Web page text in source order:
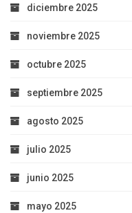
diciembre 2025
noviembre 2025
octubre 2025
septiembre 2025
agosto 2025
julio 2025
junio 2025
mayo 2025